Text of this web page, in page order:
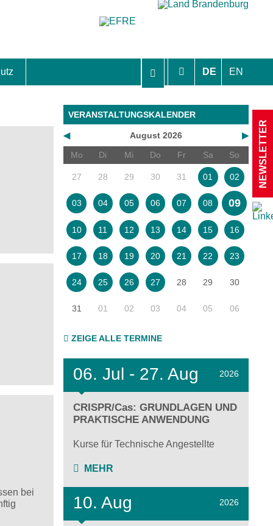
DE EN
bei
VERANSTALTUNGSKALENDER
◀ ▶
August 2026
Mo
Di Mi Do Fr Sa So
27 28 29 30 31 01 02
03 04 05 06 07 08 09
10 11 12 13 14 15 16
17 18 19 20 21 22 23
24 25 26 27 28 29 30
31 01 02 03 04 05 06
ZEIGE ALLE TERMINE
06. Jul - 27. Aug 2026
CRISPR/Cas: GRUNDLAGEN UND
PRAKTISCHE ANWENDUNG
Kurse für Technische Angestellte
MEHR
10. Aug 2026
NEWSLETTER